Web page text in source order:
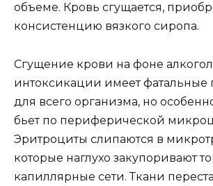
объеме. Кровь сгущается,
консистенцию вязкого сиропа.
Сгущение крови на фоне
интоксикации имеет фатальные
для всего организма, но
бьет по периферической
Эритроциты слипаются в
которые наглухо закупоривают
капиллярные сети. Ткани